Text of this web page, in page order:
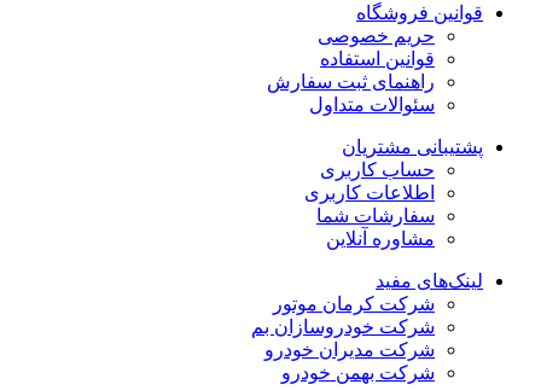
قوانین فروشگاه
حریم خصوصی
قوانین استفاده
راهنمای ثبت سفارش
سئوالات متداول
پشتیبانی مشتریان
حساب کاربری
اطلاعات کاربری
سفارشات شما
مشاوره آنلاین
لینک‌های مفید
شرکت کرمان موتور
شرکت خودروسازان بم
شرکت مدیران خودرو
شرکت بهمن خودرو